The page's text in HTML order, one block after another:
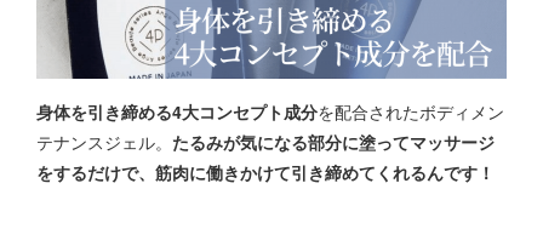
身体を引き締める4大コンセプト成分を配合されたボディメン
テナンスジェル。 たるみが気になる部分に塗ってマッサージ
をするだけで、筋肉に働きかけて引き締めてくれるんです！